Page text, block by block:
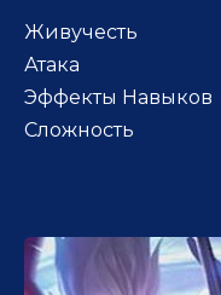
Живучесть
Атака
Эффекты Навыков
Сложность